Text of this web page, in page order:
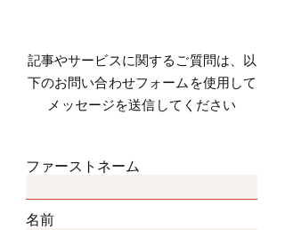
記事やサービスに関するご質問は、以
下のお問い合わせフォームを使用して
メッセージを送信してください
ファーストネーム
名前